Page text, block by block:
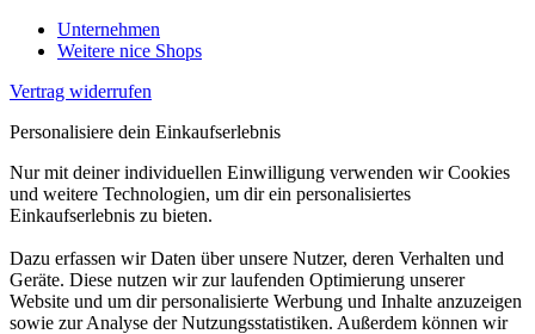
Unternehmen
Weitere nice Shops
Vertrag widerrufen
Personalisiere dein Einkaufserlebnis
Nur mit deiner individuellen Einwilligung verwenden wir Cookies
und weitere Technologien, um dir ein personalisiertes
Einkaufserlebnis zu bieten.
Dazu erfassen wir Daten über unsere Nutzer, deren Verhalten und
Geräte. Diese nutzen wir zur laufenden Optimierung unserer
Website und um dir personalisierte Werbung und Inhalte anzuzeigen
sowie zur Analyse der Nutzungsstatistiken. Außerdem können wir